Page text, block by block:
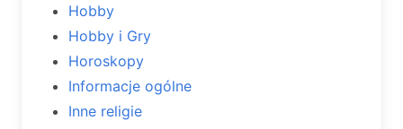
Hobby
Hobby i Gry
Horoskopy
Informacje ogólne
Inne religie